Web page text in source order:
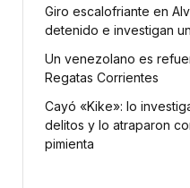
Giro escalofriante en
detenido e investigan
Un venezolano es
Regatas Corrientes
Cayó «Kike»: lo
delitos y lo atraparon
pimienta